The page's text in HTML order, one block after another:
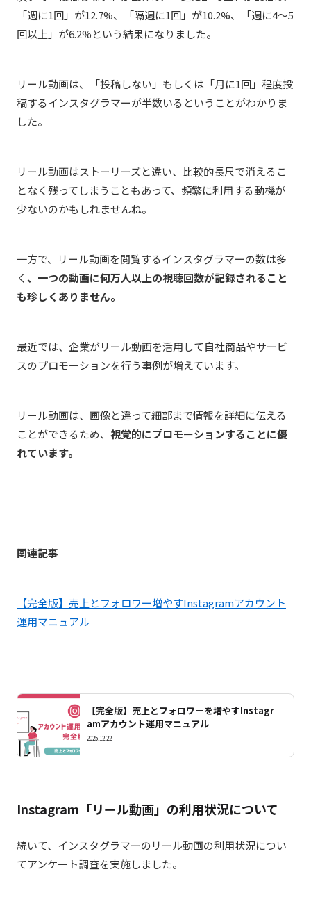
「週に1回」が12.7%、「隔週に1回」が10.2%、「週に4〜5
回以上」が6.2%という結果になりました。
リール動画は、「投稿しない」もしくは「月に1回」程度投
稿するインスタグラマーが半数いるということがわかりま
した。
リール動画はストーリーズと違い、比較的長尺で消えるこ
となく残ってしまうこともあって、頻繁に利用する動機が
少ないのかもしれませんね。
一方で、リール動画を閲覧するインスタグラマーの数は多
く、一つの動画に何万人以上の視聴回数が記録されること
も珍しくありません。
最近では、企業がリール動画を活用して自社商品やサービ
スのプロモーションを行う事例が増えています。
リール動画は、画像と違って細部まで情報を詳細に伝える
ことができるため、 視覚的にプロモーションすることに優
れています。
関連記事
【完全版】売上とフォロワー増やすInstagramアカウント
運用マニュアル
【完全版】売上とフォロワーを増やすInstagr
amアカウント運用マニュアル
2025.12.22
Instagram「リール動画」の利用状況について
続いて、インスタグラマーのリール動画の利用状況につい
てアンケート調査を実施しました。